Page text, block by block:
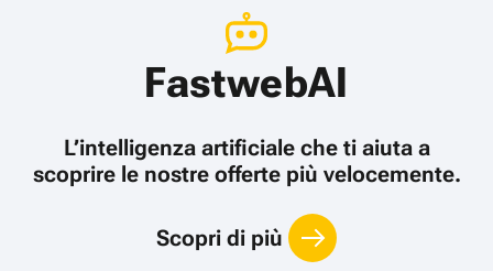
FastwebAI
L’intelligenza artificiale che ti aiuta a
scoprire le nostre offerte più velocemente.
Scopri di più